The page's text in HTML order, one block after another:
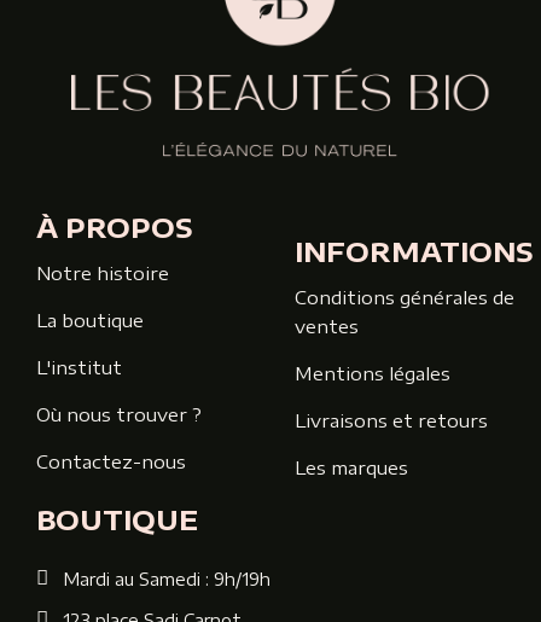
À PROPOS
Notre histoire
La boutique
L'institut
Où nous trouver ?
Contactez-nous
INFORMATIONS
Conditions générales de
ventes
Mentions légales
Livraisons et retours
Les marques
BOUTIQUE
Mardi au Samedi : 9h/19h